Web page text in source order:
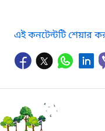
এই কনটেন্টটি শেয়ার